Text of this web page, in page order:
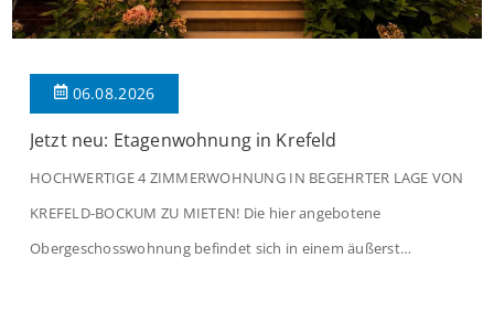
06.08.2026
Jetzt neu: Etagenwohnung in Krefeld
HOCHWERTIGE 4 ZIMMERWOHNUNG IN BEGEHRTER LAGE VON
KREFELD-BOCKUM ZU MIETEN! Die hier angebotene
Obergeschosswohnung befindet sich in einem äußerst